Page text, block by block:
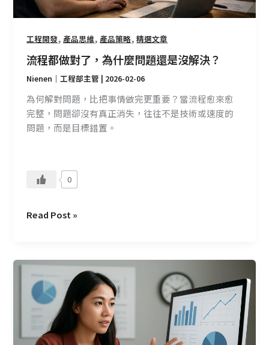
工程開發, 產品思維, 產品策略,精選文章
流程都做對了，為什麼問題還是沒解決？
Nienen｜工程部主管 | 2026-02-06
為何解對問題，比把事情做完更重要？當流程愈來愈
完整，問題卻沒有真正消失，往往不是技術或速度的
問題，而是目標錯置。
0
還
是
解
決？
Read Post »
速
度
與
的